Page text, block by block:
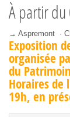
À partir du
→ Aspremont ·
Exposition
organisée
du
Horaires de
19h, en